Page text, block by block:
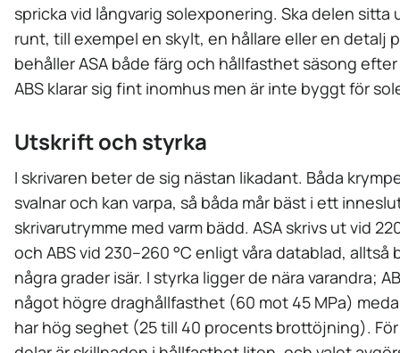
spricka vid långvarig solexponering. Ska delen sitta
runt, till exempel en skylt, en hållare eller en detalj
behåller ASA både färg och hållfasthet säsong
ABS klarar sig fint inomhus men är inte byggt för
Utskrift och styrka
I skrivaren beter de sig nästan likadant. Båda
svalnar och kan varpa, så båda mår bäst i ett
skrivarutrymme med varm bädd. ASA skrivs ut vid
och ABS vid 230–260 °C enligt våra datablad, alltså
några grader isär. I styrka ligger de nära varandra;
något högre draghållfasthet (60 mot 45 MPa)
har hög seghet (25 till 40 procents brottöjning).